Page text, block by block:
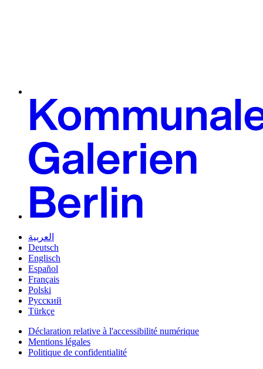
العربية
Deutsch
Englisch
Español
Français
Polski
Русский
Türkçe
Déclaration relative à l'accessibilité numérique
Mentions légales
Politique de confidentialité